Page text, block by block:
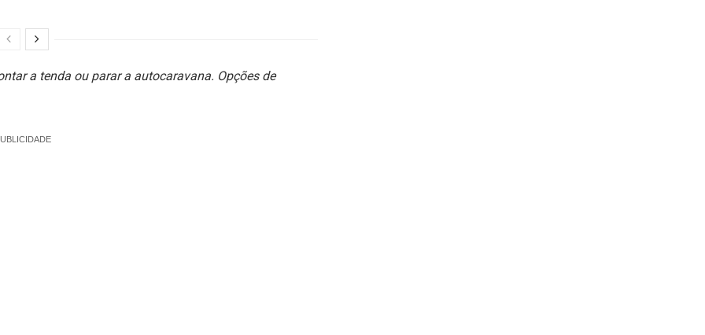
a tenda ou parar a autocaravana. Opções de